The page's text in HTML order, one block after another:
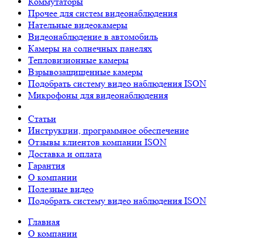
Прочее для систем видеонаблюдения
Нательные видеокамеры
Видеонаблюдение в автомобиль
Камеры на солнечных панелях
Тепловизионные камеры
Взрывозащищенные камеры
Подобрать систему видео наблюдения ISON
Микрофоны для видеонаблюдения
Статьи
Инструкции, программное обеспечение
Отзывы клиентов компании ISON
Доставка и оплата
Гарантия
О компании
Полезные видео
Подобрать систему видео наблюдения ISON
Главная
О компании